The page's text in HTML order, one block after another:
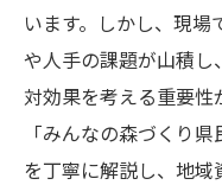
います。しかし、現
や人手の課題が山積
対効果を考える重要性
「みんなの森づくり
を丁寧に解説し、地